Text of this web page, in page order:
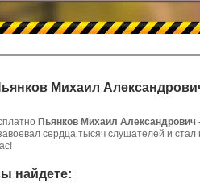
Михаил
Пьянков Михаил Александрович
сердца тысяч слушателей и
найдете: